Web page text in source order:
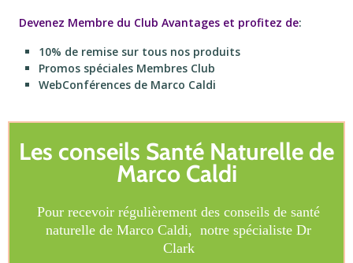
Devenez Membre du Club Avantages et profitez de:
10% de remise sur tous nos produits
Promos spéciales Membres Club
WebConférences de Marco Caldi